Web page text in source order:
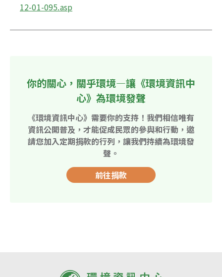
12-01-095.asp
你的關心，關乎環境—讓《環境資訊中
心》為環境發聲
《環境資訊中心》需要你的支持！我們相信唯有
資訊公開普及，才能促成民眾的參與和行動，邀
請您加入定期捐款的行列，讓我們持續為環境發
聲。
前往捐款